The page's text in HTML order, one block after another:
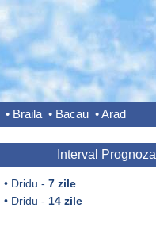
• Braila • Bacau •Arad
Interval Prognoza
• Dridu - 7 zile
• Dridu - 14 zile